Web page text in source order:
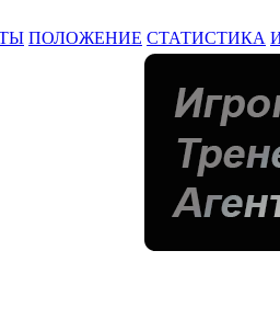
ПОЛОЖЕНИЕ СТАТИСТИКА